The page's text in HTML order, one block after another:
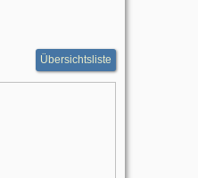
Übersichtsliste